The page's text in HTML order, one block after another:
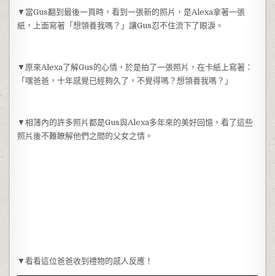
▼當Gus翻到最後一頁時，看到一張新的照片，是Alexa拿著一張
紙，上面寫著「想領養我嗎？」讓Gus忍不住流下了眼淚。
▼原來Alexa了解Gus的心情，於是拍了一張照片，在卡紙上寫著：
「嘿爸爸，十年感覺已經夠久了，不覺得嗎？想領養我嗎？」
▼相簿內的許多照片都是Gus與Alexa多年來的美好回憶，看了這些
照片後不難瞭解他們之間的父女之情。
▼看看這位爸爸收到禮物的感人反應！